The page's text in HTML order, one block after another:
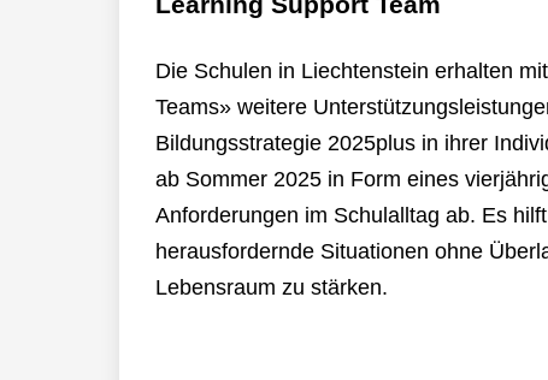
Die Schulen in Liechtenstein erhalten
Teams» weitere
Bildungsstrategie 2025plus in ihrer
ab Sommer 2025 in Form eines
Anforderungen im Schulalltag ab. Es
herausfordernde Situationen ohne
Lebensraum zu stärken.